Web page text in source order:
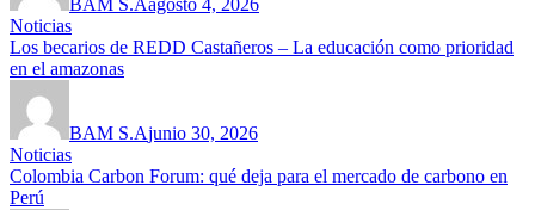
BAM S.Aagosto 4, 2026
Noticias
Los becarios de REDD Castañeros – La educación como prioridad
en el amazonas
BAM S.Ajunio 30, 2026
Noticias
Colombia Carbon Forum: qué deja para el mercado de carbono en
Perú